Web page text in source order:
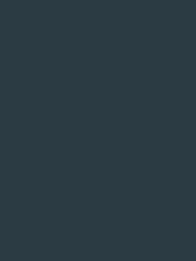
vous
menu